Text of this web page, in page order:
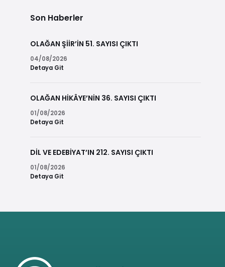
Son Haberler
OLAĞAN ŞİİR’İN 51. SAYISI ÇIKTI
04/08/2026
Detaya Git
OLAĞAN HİKÂYE’NİN 36. SAYISI ÇIKTI
01/08/2026
Detaya Git
DİL VE EDEBİYAT’IN 212. SAYISI ÇIKTI
01/08/2026
Detaya Git